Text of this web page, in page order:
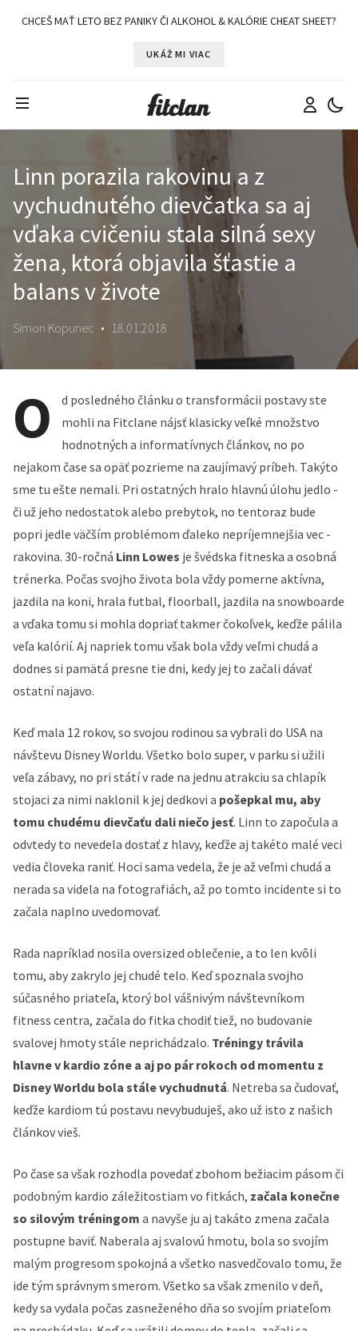
CHCEŠ MAŤ LETO BEZ PANIKY ČI ALKOHOL & KALÓRIE CHEAT SHEET?
UKÁŽ MI VIAC
Linn porazila rakovinu a z
vychudnutého dievčatka sa aj
vďaka cvičeniu stala silná sexy
žena, ktorá objavila šťastie a
balans v živote
Simon Kopunec • 18.01.2018
O
d posledného článku o transformácii postavy ste
mohli na Fitclane nájsť klasicky veľké množstvo
hodnotných a informatívnych článkov, no po
nejakom čase sa opäť pozrieme na zaujímavý príbeh. Takýto
sme tu ešte nemali. Pri ostatných hralo hlavnú úlohu jedlo -
či už jeho nedostatok alebo prebytok, no tentoraz bude
popri jedle väčším problémom ďaleko nepríjemnejšia vec -
rakovina. 30-ročná Linn Lowes je švédska fitneska a osobná
trénerka. Počas svojho života bola vždy pomerne aktívna,
jazdila na koni, hrala futbal, floorball, jazdila na snowboarde
a vďaka tomu si mohla dopriať takmer čokoľvek, keďže pálila
veľa kalórií. Aj napriek tomu však bola vždy veľmi chudá a
dodnes si pamätá presne tie dni, kedy jej to začali dávať
ostatní najavo.
Keď mala 12 rokov, so svojou rodinou sa vybrali do USA na
návštevu Disney Worldu. Všetko bolo super, v parku si užili
veľa zábavy, no pri státí v rade na jednu atrakciu sa chlapík
stojaci za nimi naklonil k jej dedkovi a pošepkal mu, aby
tomu chudému dievčaťu dali niečo jesť. Linn to započula a
odvtedy to nevedela dostať z hlavy, keďže aj takéto malé veci
vedia človeka raniť. Hoci sama vedela, že je až veľmi chudá a
nerada sa videla na fotografiách, až po tomto incidente si to
začala naplno uvedomovať.
Rada napríklad nosila oversized oblečenie, a to len kvôli
tomu, aby zakrylo jej chudé telo. Keď spoznala svojho
súčasného priateľa, ktorý bol vášnivým návštevníkom
fitness centra, začala do fitka chodiť tiež, no budovanie
svalovej hmoty stále neprichádzalo. Tréningy trávila
hlavne v kardio zóne a aj po pár rokoch od momentu z
Disney Worldu bola stále vychudnutá. Netreba sa čudovať,
keďže kardiom tú postavu nevybuduješ, ako už isto z našich
článkov vieš.
Po čase sa však rozhodla povedať zbohom bežiacim pásom či
podobným kardio záležitostiam vo fitkách, začala konečne
so silovým tréningom a navyše ju aj takáto zmena začala
postupne baviť. Naberala aj svalovú hmotu, bola so svojím
malým progresom spokojná a všetko nasvedčovalo tomu, že
ide tým správnym smerom. Všetko sa však zmenilo v deň,
kedy sa vydala počas zasneženého dňa so svojím priateľom